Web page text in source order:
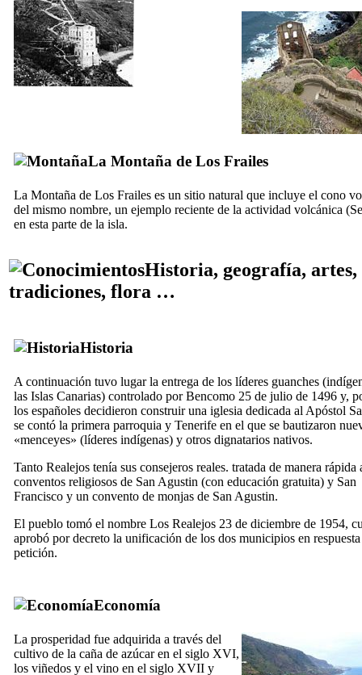
La Montaña de Los Frailes
La Montaña de Los Frailes es un sitio natural que incluye el cono
del mismo nombre, un ejemplo reciente de la actividad volcánica
en esta parte de la isla.
Historia, geografía, artes,
tradiciones, flora …
Historia
A continuación tuvo lugar la entrega de los líderes guanches
las Islas Canarias) controlado por Bencomo 25 de julio de 1496 y,
los españoles decidieron construir una iglesia dedicada al Apóstol
se contó la primera parroquia y Tenerife en el que se bautizaron
«menceyes» (líderes indígenas) y otros dignatarios nativos.
Tanto Realejos tenía sus consejeros reales. tratada de manera rápida
conventos religiosos de San Agustin (con educación gratuita) y San
Francisco y un convento de monjas de San Agustin.
El pueblo tomó el nombre Los Realejos 23 de diciembre de 1954,
aprobó por decreto la unificación de los dos municipios en respuesta
petición.
Economía
La prosperidad fue adquirida a través del
cultivo de la caña de azúcar en el siglo XVI,
los viñedos y el vino en el siglo XVII y